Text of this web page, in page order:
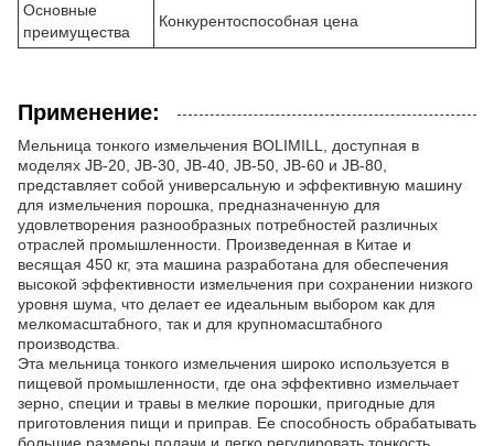
Основные
преимущества
Конкурентоспособная цена
Применение:
Мельница тонкого измельчения BOLIMILL, доступная в
моделях JB-20, JB-30, JB-40, JB-50, JB-60 и JB-80,
представляет собой универсальную и эффективную машину
для измельчения порошка, предназначенную для
удовлетворения разнообразных потребностей различных
отраслей промышленности. Произведенная в Китае и
весящая 450 кг, эта машина разработана для обеспечения
высокой эффективности измельчения при сохранении низкого
уровня шума, что делает ее идеальным выбором как для
мелкомасштабного, так и для крупномасштабного
производства.
Эта мельница тонкого измельчения широко используется в
пищевой промышленности, где она эффективно измельчает
зерно, специи и травы в мелкие порошки, пригодные для
приготовления пищи и приправ. Ее способность обрабатывать